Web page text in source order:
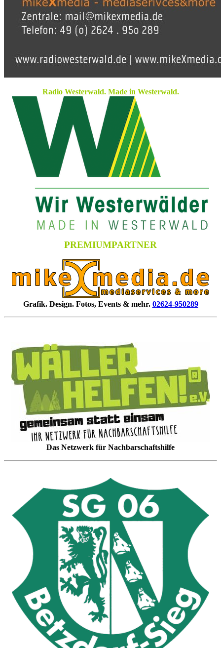
Radio Westerwald. Made in Westerwald.
PREMIUMPARTNER
Grafik. Design. Fotos, Events & mehr. 02624-950289
Das Netzwerk für Nachbarschaftshilfe